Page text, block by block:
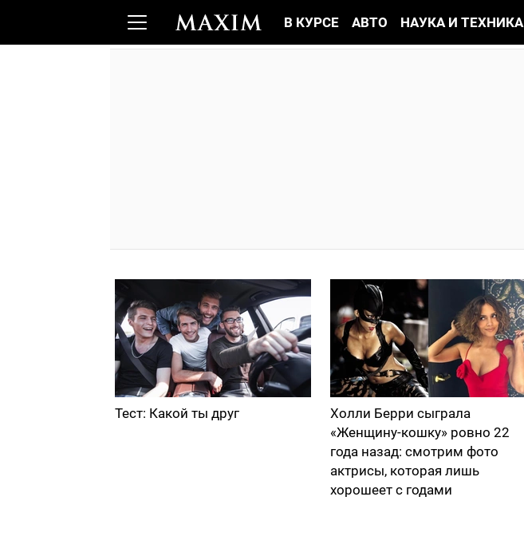
В КУРСЕ АВТО НАУКА И ТЕХНИКА
Тест: Какой ты друг
Холли Берри сыграла
«Женщину-кошку» ровно 22
года назад: смотрим фото
актрисы, которая лишь
хорошеет с годами